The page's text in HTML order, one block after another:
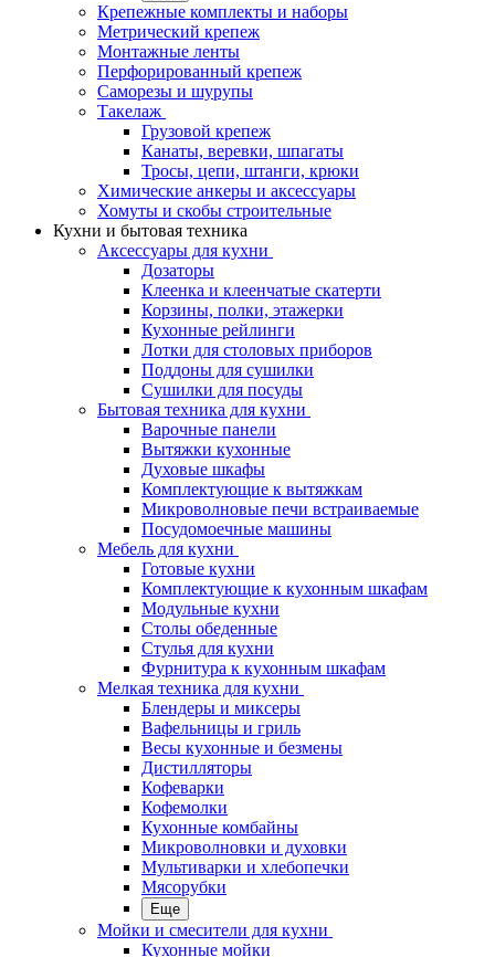
Крепежные комплекты и наборы
Метрический крепеж
Монтажные ленты
Перфорированный крепеж
Саморезы и шурупы
Такелаж
Грузовой крепеж
Канаты, веревки, шпагаты
Тросы, цепи, штанги, крюки
Химические анкеры и аксессуары
Хомуты и скобы строительные
Кухни и бытовая техника
Аксессуары для кухни
Дозаторы
Клеенка и клеенчатые скатерти
Корзины, полки, этажерки
Кухонные рейлинги
Лотки для столовых приборов
Поддоны для сушилки
Сушилки для посуды
Бытовая техника для кухни
Варочные панели
Вытяжки кухонные
Духовые шкафы
Комплектующие к вытяжкам
Микроволновые печи встраиваемые
Посудомоечные машины
Мебель для кухни
Готовые кухни
Комплектующие к кухонным шкафам
Модульные кухни
Столы обеденные
Стулья для кухни
Фурнитура к кухонным шкафам
Мелкая техника для кухни
Блендеры и миксеры
Вафельницы и гриль
Весы кухонные и безмены
Дистилляторы
Кофеварки
Кофемолки
Кухонные комбайны
Микроволновки и духовки
Мультиварки и хлебопечки
Мясорубки
Еще
Мойки и смесители для кухни
Кухонные мойки